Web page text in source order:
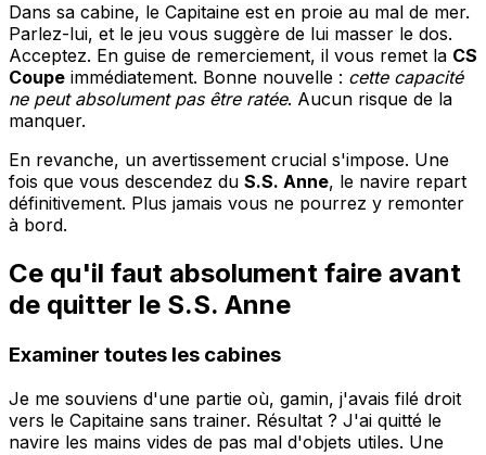
Dans sa cabine, le Capitaine est en proie au mal de mer.
Parlez-lui, et le jeu vous suggère de lui masser le dos.
Acceptez. En guise de remerciement, il vous remet la CS
Coupe immédiatement. Bonne nouvelle : cette capacité
ne peut absolument pas être ratée. Aucun risque de la
manquer.
En revanche, un avertissement crucial s'impose. Une
fois que vous descendez du S.S. Anne, le navire repart
définitivement. Plus jamais vous ne pourrez y remonter
à bord.
Ce qu'il faut absolument faire avant
de quitter le S.S. Anne
Examiner toutes les cabines
Je me souviens d'une partie où, gamin, j'avais filé droit
vers le Capitaine sans trainer. Résultat ? J'ai quitté le
navire les mains vides de pas mal d'objets utiles. Une